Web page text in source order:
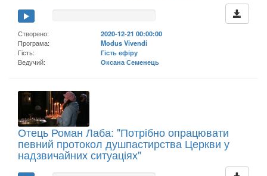
Створено:
2020-12-21 00:00:00
Програма:
Modus Vivendi
Гість:
Гість ефіру
Ведучий:
Оксана Семенець
Отець Роман Лаба: "Потрібно опрацювати
певний протокол душпастирства Церкви у
надзвичайних ситуаціях"